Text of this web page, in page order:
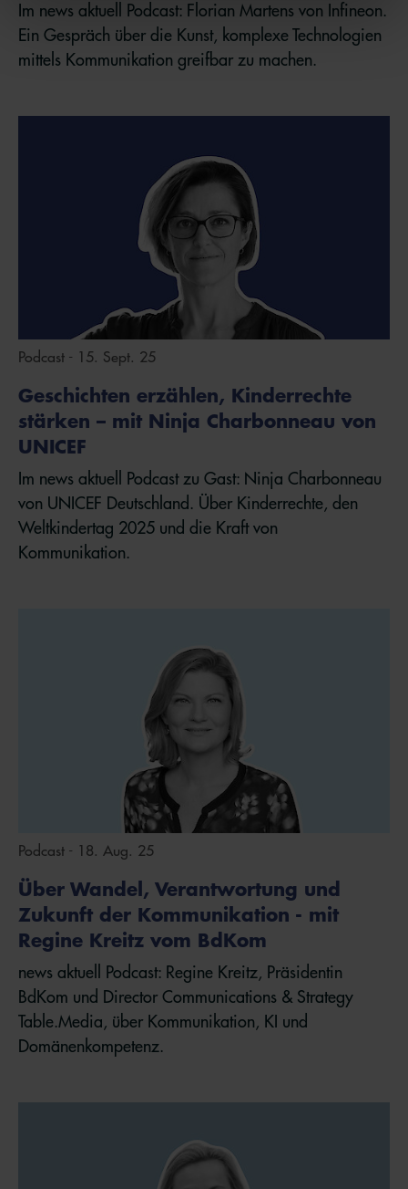
Im news aktuell Podcast: Florian Martens von Infineon.
Ein Gespräch über die Kunst, komplexe Technologien
mittels Kommunikation greifbar zu machen.
Podcast - 15. Sept. 25
Geschichten erzählen, Kinderrechte
stärken – mit Ninja Charbonneau von
UNICEF
Im news aktuell Podcast zu Gast: Ninja Charbonneau
von UNICEF Deutschland. Über Kinderrechte, den
Weltkindertag 2025 und die Kraft von
Kommunikation.
Podcast - 18. Aug. 25
Über Wandel, Verantwortung und
Zukunft der Kommunikation - mit
Regine Kreitz vom BdKom
news aktuell Podcast: Regine Kreitz, Präsidentin
BdKom und Director Communications & Strategy
Table.Media, über Kommunikation, KI und
Domänenkompetenz.